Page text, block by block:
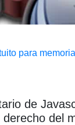
para
de
derecho del